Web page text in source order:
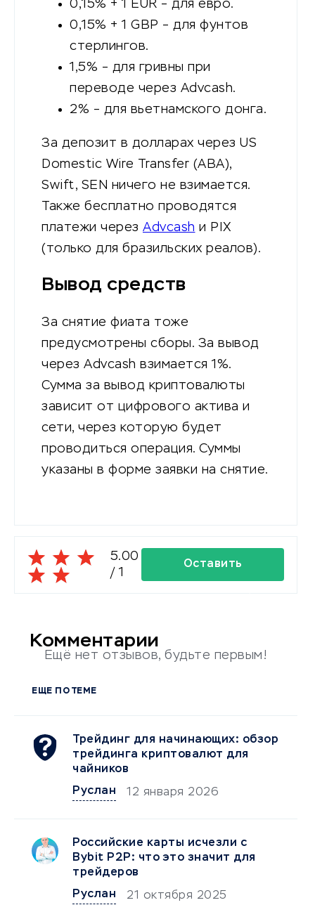
0,15% + 1 EUR – для евро.
0,15% + 1 GBP – для фунтов
стерлингов.
1,5% – для гривны при
переводе через Advcash.
2% – для вьетнамского донга.
За депозит в долларах через US
Domestic Wire Transfer (ABA),
Swift, SEN ничего не взимается.
Также бесплатно проводятся
платежи через Advcash и PIX
(только для бразильских реалов).
Вывод средств
За снятие фиата тоже
предусмотрены сборы. За вывод
через Advcash взимается 1%.
Сумма за вывод криптовалюты
зависит от цифрового актива и
сети, через которую будет
проводиться операция. Суммы
указаны в форме заявки на снятие.
5.00
/ 1
Оставить
Комментарии
Ещё нет отзывов, будьте первым!
ЕЩЕ ПО ТЕМЕ
Трейдинг для начинающих: обзор
трейдинга криптовалют для
чайников
Руслан
12 января 2026
Российские карты исчезли с
Bybit P2P: что это значит для
трейдеров
Руслан
21 октября 2025